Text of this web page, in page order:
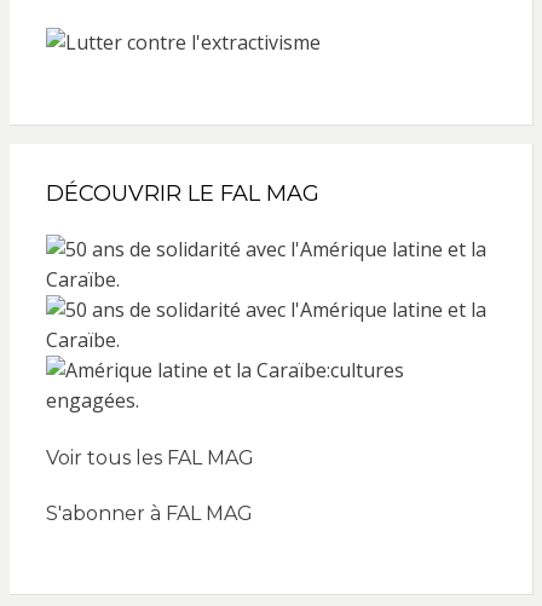
DÉCOUVRIR LE FAL MAG
Voir tous les FAL MAG
S'abonner à FAL MAG